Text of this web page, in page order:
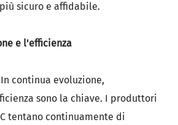
sicuro e affidabile.
e l'efficienza
continua evoluzione,
sono la chiave. I produttori
tentano continuamente di